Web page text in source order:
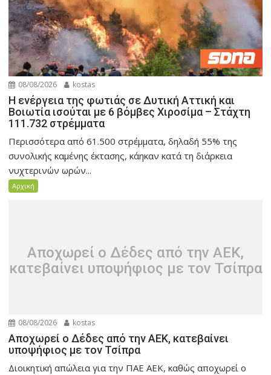
08/08/2026 kostas
Η ενέργεια της φωτιάς σε Δυτική Αττική και
Βοιωτία ισούται με 6 βόμβες Χιροσίμα – Στάχτη
111.732 στρέμματα
Περισσότερα από 61.500 στρέμματα, δηλαδή 55% της
συνολικής καμένης έκτασης, κάηκαν κατά τη διάρκεια
νυχτερινών ωρών...
Αρχική
Αποχωρεί ο Δέδες από την ΑΕΚ,
κατεβαίνει υποψήφιος με τον Τσίπρα
08/08/2026 kostas
Αποχωρεί ο Δέδες από την ΑΕΚ, κατεβαίνει
υποψήφιος με τον Τσίπρα
Διοικητική απώλεια για την ΠΑΕ ΑΕΚ, καθώς αποχωρεί ο